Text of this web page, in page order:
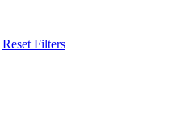
Reset Filters